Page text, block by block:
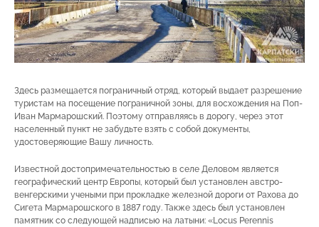
Здесь размещается пограничный отряд, который выдает разрешение
туристам на посещение пограничной зоны, для восхождения на Поп-
Иван Мармарошский. Поэтому отправляясь в дорогу, через этот
населенный пункт не забудьте взять с собой документы,
удостоверяющие Вашу личность.
Известной достопримечательностью в селе Деловом является
географический центр Европы, который был установлен австро-
венгерскими учеными при прокладке железной дороги от Рахова до
Сигета Мармарошского в 1887 году. Также здесь был установлен
памятник со следующей надписью на латыни: «Locus Perennis